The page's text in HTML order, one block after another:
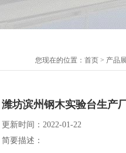
您现在的位置： 首页 > 产品
潍坊滨州钢木实验台生产
更新时间：2022-01-22
简要描述：